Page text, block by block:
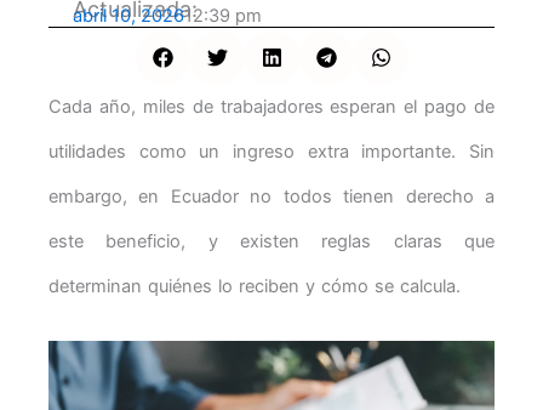
Actualizada:
abril 10, 202612:39 pm
Cada año, miles de trabajadores esperan el pago de
utilidades como un ingreso extra importante. Sin
embargo, en Ecuador no todos tienen derecho a
este beneficio, y existen reglas claras que
determinan quiénes lo reciben y cómo se calcula.